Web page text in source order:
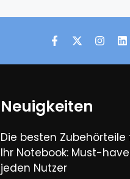
Neuigkeiten
Die besten Zubehörteile
Ihr Notebook: Must-
jeden Nutzer